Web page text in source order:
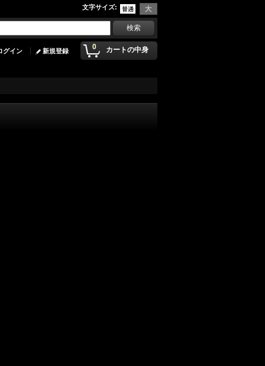
文字サイズ:
0 カートの中身
グイン 新規登録